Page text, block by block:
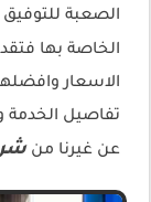
الصعبة
الخاصة بها
الاسعار
تفاصيل الخدمة
عن غيرنا من